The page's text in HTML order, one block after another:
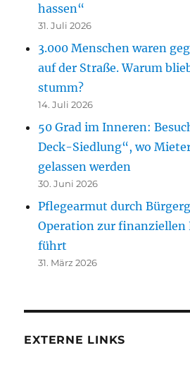
hassen“
31. Juli 2026
3.000 Menschen waren
auf der Straße. Warum
stumm?
14. Juli 2026
50 Grad im Inneren:
Deck-Siedlung“, wo
gelassen werden
30. Juni 2026
Pflegearmut durch
Operation zur finanziellen
führt
31. März 2026
EXTERNE LINKS